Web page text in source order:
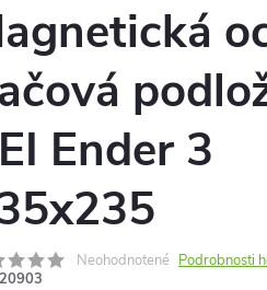
Ender 3
Neohodnotené Podrobnosti
20903